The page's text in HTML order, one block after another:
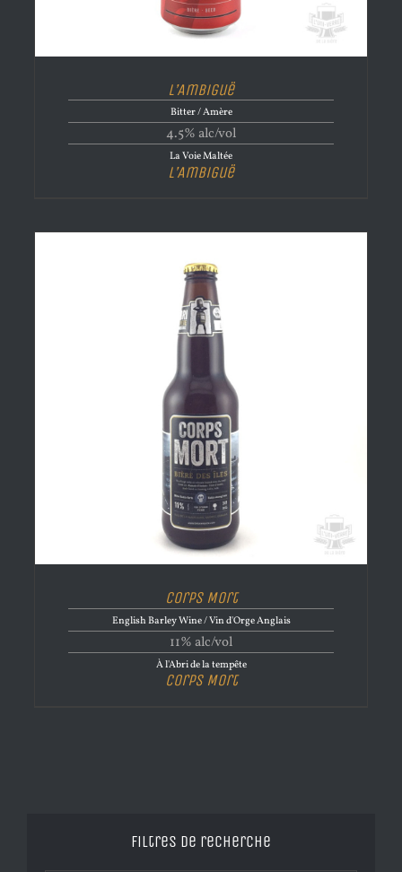
L’Ambiguë
Bitter / Amère
4.5% alc/vol
La Voie Maltée
L’Ambiguë
Corps Mort
English Barley Wine / Vin d'Orge Anglais
11% alc/vol
À l'Abri de la tempête
Corps Mort
Filtres de recherche